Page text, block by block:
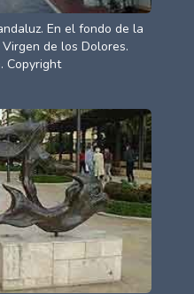
En el fondo de la
de los Dolores.
Copyright